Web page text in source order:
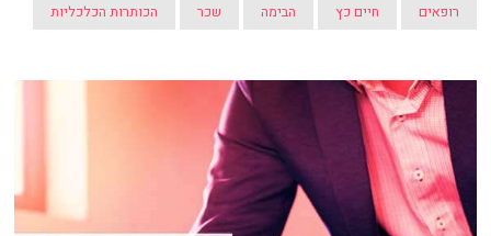
רופאים חיים כץ הבימה שכר הכותרות הכלכליות